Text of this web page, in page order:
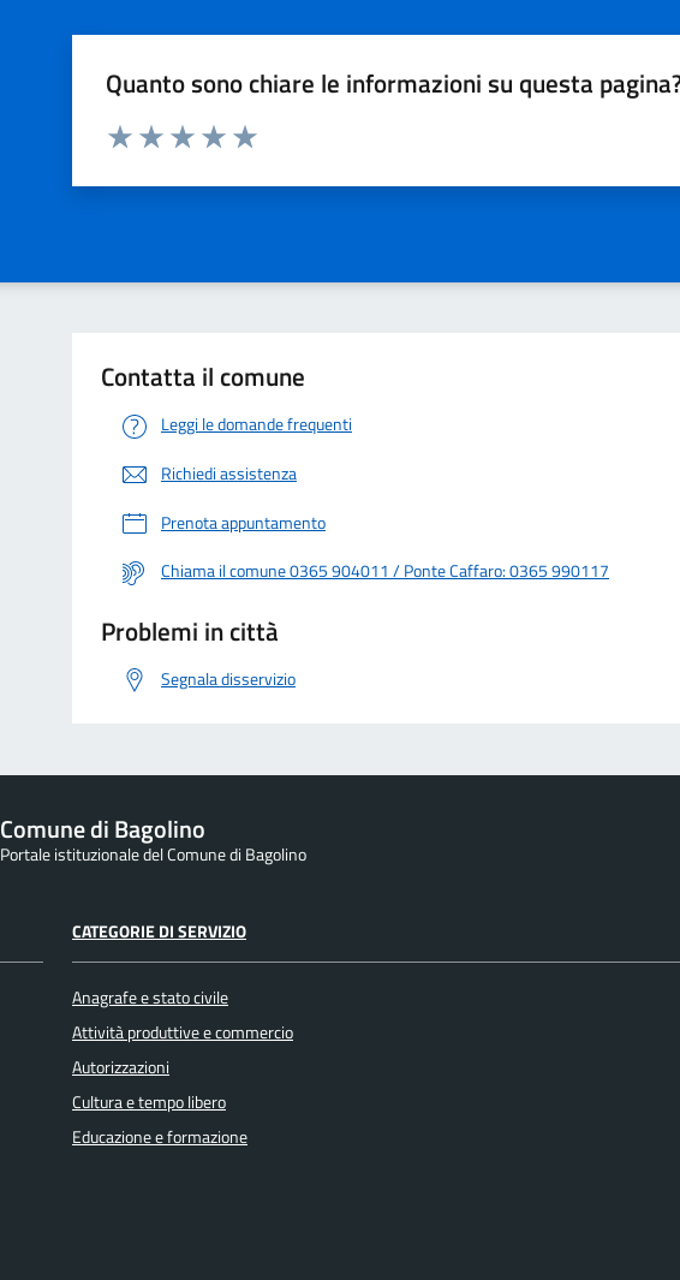
Quanto sono chiare le informazioni su questa
Valuta da 1 a 5 stelle la pagina
Contatta il comune
Leggi le domande frequenti
Richiedi assistenza
Prenota appuntamento
Chiama il comune 0365 904011 / Ponte Caffaro: 0365 990117
Problemi in città
Segnala disservizio
Comune di Bagolino
Portale istituzionale del Comune di Bagolino
CATEGORIE DI SERVIZIO
Anagrafe e stato civile
Attività produttive e commercio
Autorizzazioni
Cultura e tempo libero
Educazione e formazione